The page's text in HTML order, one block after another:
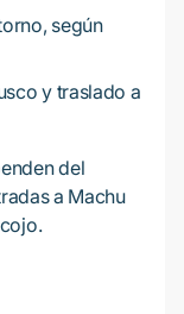
según
y traslado a
del
a Machu